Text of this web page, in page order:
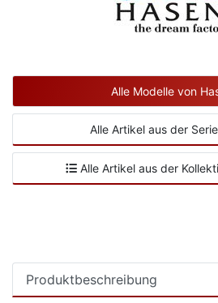
Alle Modelle von
Alle Artikel aus der
Alle Artikel aus der
Produktbeschreibung